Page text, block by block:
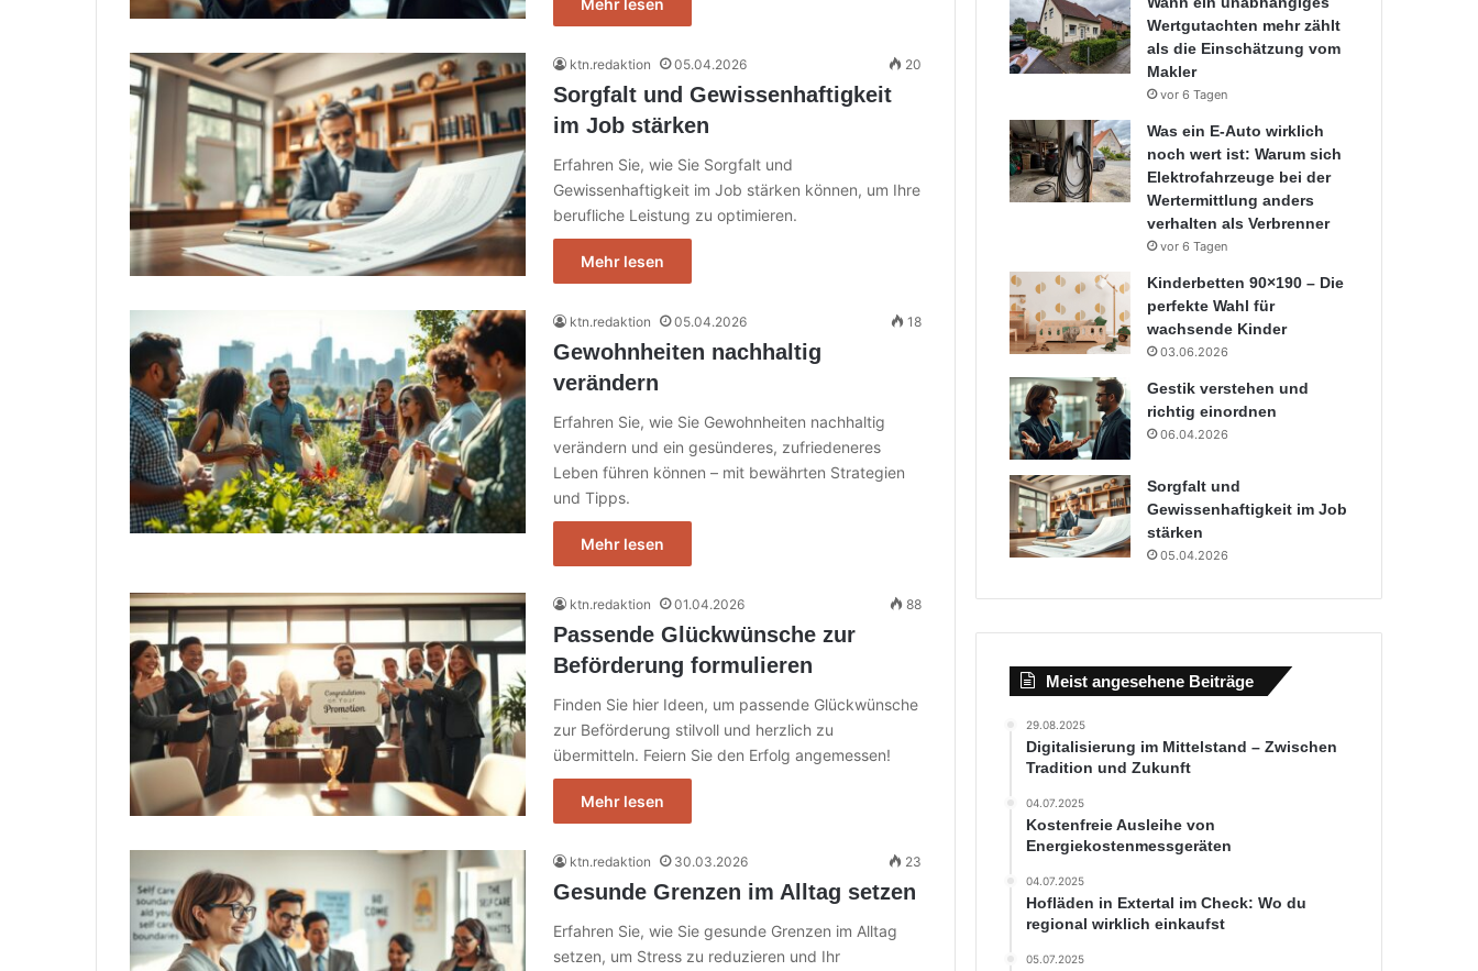
Mehr lesen
ktn.redaktion 05.04.2026 20
Sorgfalt und Gewissenhaftigkeit
im Job stärken
Erfahren Sie, wie Sie Sorgfalt und
Gewissenhaftigkeit im Job stärken können, um Ihre
berufliche Leistung zu optimieren.
Mehr lesen
ktn.redaktion 05.04.2026 18
Gewohnheiten nachhaltig
verändern
Erfahren Sie, wie Sie Gewohnheiten nachhaltig
verändern und ein gesünderes, zufriedeneres
Leben führen können – mit bewährten Strategien
und Tipps.
Mehr lesen
ktn.redaktion 01.04.2026 88
Passende Glückwünsche zur
Beförderung formulieren
Finden Sie hier Ideen, um passende Glückwünsche
zur Beförderung stilvoll und herzlich zu
übermitteln. Feiern Sie den Erfolg angemessen!
Mehr lesen
ktn.redaktion 30.03.2026 23
Gesunde Grenzen im Alltag setzen
Erfahren Sie, wie Sie gesunde Grenzen im Alltag
setzen, um Stress zu reduzieren und Ihr
Wertgutachten mehr zählt
als die Einschätzung vom
Makler
vor 6 Tagen
Was ein E-Auto wirklich
noch wert ist: Warum sich
Elektrofahrzeuge bei der
Wertermittlung anders
verhalten als Verbrenner
vor 6 Tagen
Kinderbetten 90×190 – Die
perfekte Wahl für
wachsende Kinder
03.06.2026
Gestik verstehen und
richtig einordnen
06.04.2026
Sorgfalt und
Gewissenhaftigkeit im Job
stärken
05.04.2026
Meist angesehene Beiträge
29.08.2025
Digitalisierung im Mittelstand – Zwischen
Tradition und Zukunft
04.07.2025
Kostenfreie Ausleihe von
Energiekostenmessgeräten
04.07.2025
Hofläden in Extertal im Check: Wo du
regional wirklich einkaufst
05.07.2025